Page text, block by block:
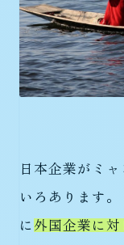
日本企業がミ
いろあります
に 外国企業に